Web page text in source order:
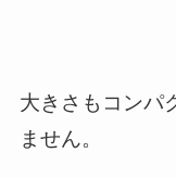
大きさもコンパ
ません。